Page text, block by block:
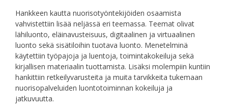
Hankkeen kautta nuorisotyöntekijöiden osaamista
vahvistettiin lisää neljässä eri teemassa. Teemat olivat
lähiluonto, eläinavusteisuus, digitaalinen ja virtuaalinen
luonto sekä sisätiloihin tuotava luonto. Menetelminä
käytettiin työpajoja ja luentoja, toimintakokeiluja sekä
kirjallisen materiaalin tuottamista. Lisäksi molempiin kuntiin
hankittiin retkeilyvarusteita ja muita tarvikkeita tukemaan
nuorisopalveluiden luontotoiminnan kokeiluja ja
jatkuvuutta.